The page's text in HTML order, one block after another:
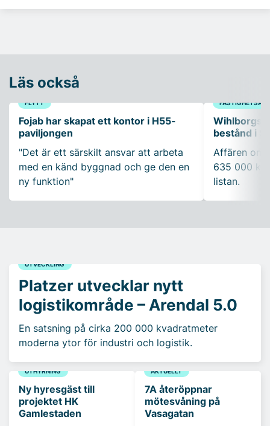
Läs också
FLYTT
Fojab har skapat ett kontor i H55-
paviljongen
"Det är ett särskilt ansvar att arbeta
med en känd byggnad och ge den en
ny funktion"
Wihlborgs
bestånd i
Affären
635 000
listan.
UTVECKLING
Platzer utvecklar nytt
logistikområde – Arendal 5.0
En satsning på cirka 200 000 kvadratmeter
moderna ytor för industri och logistik.
UTHYRNING
Ny hyresgäst till
projektet HK
Gamlestaden
AKTUELLT
7A återöppnar
mötesvåning på
Vasagatan